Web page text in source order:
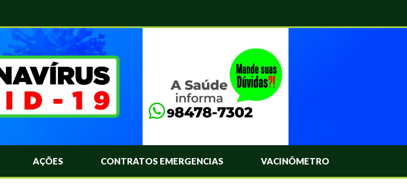
AÇÕES CONTRATOS EMERGENCIAS VACINÔMETRO